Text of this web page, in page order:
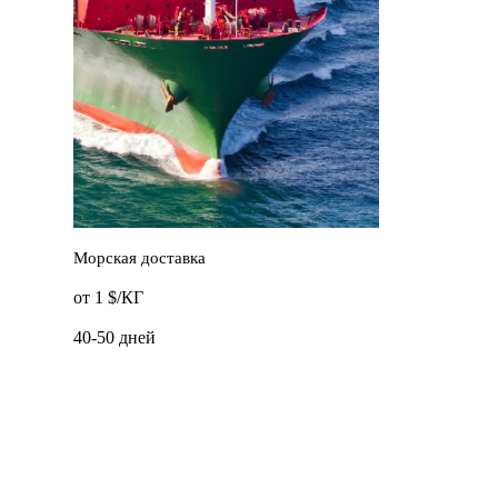
Морская доставка
от 1 $/КГ
40-50 дней